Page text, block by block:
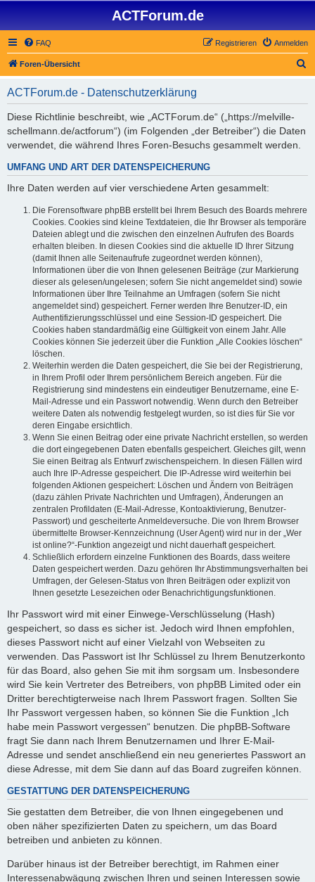
ACTForum.de
FAQ Anmelden
Registrieren
Foren-Übersicht
ACTForum.de - Datenschutzerklärung
Diese Richtlinie beschreibt, wie „ACTForum.de“ („https://melville-
schellmann.de/actforum“) (im Folgenden „der Betreiber“) die Daten
verwendet, die während Ihres Foren-Besuchs gesammelt werden.
UMFANG UND ART DER DATENSPEICHERUNG
Ihre Daten werden auf vier verschiedene Arten gesammelt:
Die Forensoftware phpBB erstellt bei Ihrem Besuch des Boards mehrere
Cookies. Cookies sind kleine Textdateien, die Ihr Browser als temporäre
Dateien ablegt und die zwischen den einzelnen Aufrufen des Boards
erhalten bleiben. In diesen Cookies sind die aktuelle ID Ihrer Sitzung
(damit Ihnen alle Seitenaufrufe zugeordnet werden können),
Informationen über die von Ihnen gelesenen Beiträge (zur Markierung
dieser als gelesen/ungelesen; sofern Sie nicht angemeldet sind) sowie
Informationen über Ihre Teilnahme an Umfragen (sofern Sie nicht
angemeldet sind) gespeichert. Ferner werden Ihre Benutzer-ID, ein
Authentifizierungsschlüssel und eine Session-ID gespeichert. Die
Cookies haben standardmäßig eine Gültigkeit von einem Jahr. Alle
Cookies können Sie jederzeit über die Funktion „Alle Cookies löschen“
löschen.
Weiterhin werden die Daten gespeichert, die Sie bei der Registrierung,
in Ihrem Profil oder Ihrem persönlichem Bereich angeben. Für die
Registrierung sind mindestens ein eindeutiger Benutzername, eine E-
Mail-Adresse und ein Passwort notwendig. Wenn durch den Betreiber
weitere Daten als notwendig festgelegt wurden, so ist dies für Sie vor
deren Eingabe ersichtlich.
Wenn Sie einen Beitrag oder eine private Nachricht erstellen, so werden
die dort eingegebenen Daten ebenfalls gespeichert. Gleiches gilt, wenn
Sie einen Beitrag als Entwurf zwischenspeichern. In diesen Fällen wird
auch Ihre IP-Adresse gespeichert. Die IP-Adresse wird weiterhin bei
folgenden Aktionen gespeichert: Löschen und Ändern von Beiträgen
(dazu zählen Private Nachrichten und Umfragen), Änderungen an
zentralen Profildaten (E-Mail-Adresse, Kontoaktivierung, Benutzer-
Passwort) und gescheiterte Anmeldeversuche. Die von Ihrem Browser
übermittelte Browser-Kennzeichnung (User Agent) wird nur in der „Wer
ist online?“-Funktion angezeigt und nicht dauerhaft gespeichert.
Schließlich erfordern einzelne Funktionen des Boards, dass weitere
Daten gespeichert werden. Dazu gehören Ihr Abstimmungsverhalten bei
Umfragen, der Gelesen-Status von Ihren Beiträgen oder explizit von
Ihnen gesetzte Lesezeichen oder Benachrichtigungsfunktionen.
Ihr Passwort wird mit einer Einwege-Verschlüsselung (Hash)
gespeichert, so dass es sicher ist. Jedoch wird Ihnen empfohlen,
dieses Passwort nicht auf einer Vielzahl von Webseiten zu
verwenden. Das Passwort ist Ihr Schlüssel zu Ihrem Benutzerkonto
für das Board, also gehen Sie mit ihm sorgsam um. Insbesondere
wird Sie kein Vertreter des Betreibers, von phpBB Limited oder ein
Dritter berechtigterweise nach Ihrem Passwort fragen. Sollten Sie
Ihr Passwort vergessen haben, so können Sie die Funktion „Ich
habe mein Passwort vergessen“ benutzen. Die phpBB-Software
fragt Sie dann nach Ihrem Benutzernamen und Ihrer E-Mail-
Adresse und sendet anschließend ein neu generiertes Passwort an
diese Adresse, mit dem Sie dann auf das Board zugreifen können.
GESTATTUNG DER DATENSPEICHERUNG
Sie gestatten dem Betreiber, die von Ihnen eingegebenen und
oben näher spezifizierten Daten zu speichern, um das Board
betreiben und anbieten zu können.
Darüber hinaus ist der Betreiber berechtigt, im Rahmen einer
Interessenabwägung zwischen Ihren und seinen Interessen sowie